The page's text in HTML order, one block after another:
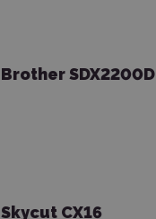
Brother SDX2200D
Skycut CX16